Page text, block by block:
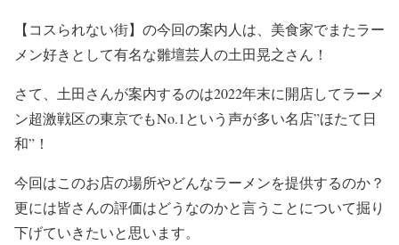
【コスられない街】の今回の案内人は、 美食家でまたラー
メン好き として有名な雛壇芸人の土田晃之さん！
さて、土田さんが案内するのは2022年末に開店してラーメ
ン超激戦区の東京でもNo.1 という声が多い名店”ほたて日
和”！
今回はこのお店の場所やどんなラーメンを提供するのか？
更には皆さんの評価はどうなのかと言うことについて掘り
下げていきたいと思います。